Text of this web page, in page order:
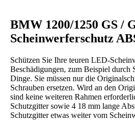
BMW 1200/1250 GS /
Scheinwerferschutz
Schützen Sie Ihre teuren LED-
Beschädigungen, zum Beispiel durch
Dinge. Sie müssen nur die
Schrauben ersetzen. Wird an den
sind keine weiteren Rahmen
Schutzgitter sowie 4 18 mm lange
Schutzgitter etwas weiter vom